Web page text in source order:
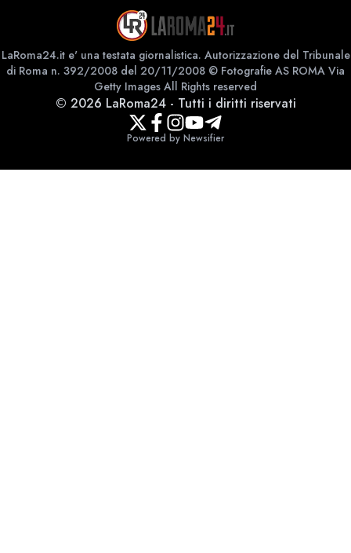
LaRoma24.it e' una testata giornalistica. Autorizzazione del Tribunale
di Roma n. 392/2008 del 20/11/2008 © Fotografie AS ROMA Via
Getty Images All Rights reserved
© 2026 LaRoma24- Tutti i diritti riservati
Powered by Newsifier